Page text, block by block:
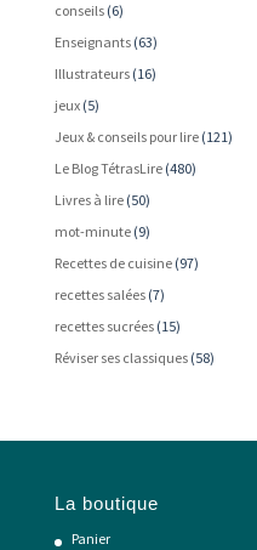
conseils(6)
Enseignants(63)
Illustrateurs(16)
jeux(5)
Jeux & conseils pour lire(121)
Le Blog TétrasLire(480)
Livres à lire(50)
mot-minute(9)
Recettes de cuisine(97)
recettes salées(7)
recettes sucrées(15)
Réviser ses classiques(58)
La boutique
Panier